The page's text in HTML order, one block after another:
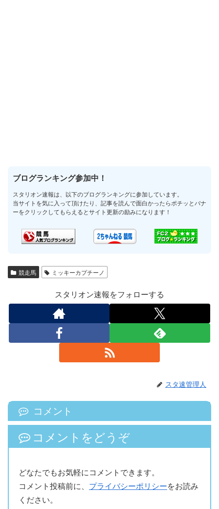
ブログランキング参加中！
スタリオン速報は、以下のブログランキングに参加しています。
当サイトを気に入って頂けたり、記事を読んで面白かったらポチッとバナ
ーをクリックしてもらえるとサイト更新の励みになります！
競走馬 ミッキーカプチーノ
スタリオン速報をフォローする
スタ速管理人
コメント
コメントをどうぞ
どなたでもお気軽にコメントできます。
コメント投稿前に、 プライバシーポリシーをお読み
ください。